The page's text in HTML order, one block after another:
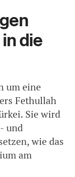
die
um eine
Fethullah
Sie wird
und
wie das
am